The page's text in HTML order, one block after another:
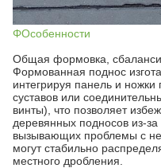
ΦОсобенности
Общая формовка,
Формованная поднос
интегрируя панель и
суставов или
винты), что позволяет
деревянных подносов из-
вызывающих проблемы с
могут стабильно
местного дробления.